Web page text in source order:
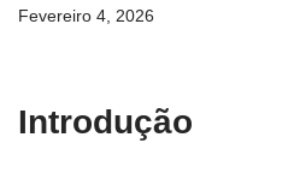
Fevereiro 4, 2026
Introdução